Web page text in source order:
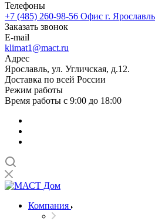
Телефоны
+7 (485) 260-98-56 Офис г. Ярославль
Заказать звонок
E-mail
klimat1@mact.ru
Адрес
Ярославль, ул. Угличская, д.12.
Доставка по всей России
Режим работы
Время работы с 9:00 до 18:00
Компания